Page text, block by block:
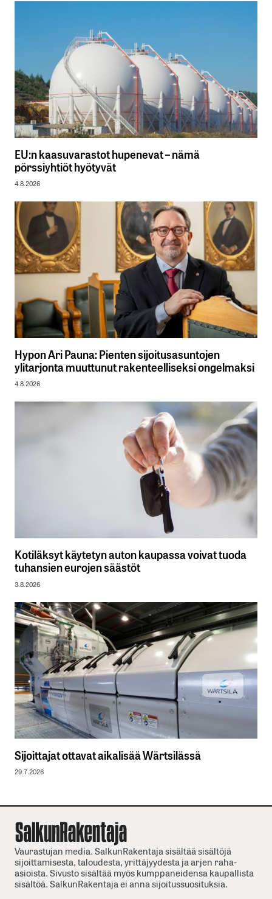
EU:n kaasuvarastot hupenevat – nämä
pörssiyhtiöt hyötyvät
4.8.2026
Hypon Ari Pauna: Pienten sijoitusasuntojen
ylitarjonta muuttunut rakenteelliseksi ongelmaksi
4.8.2026
Kotiläksyt käytetyn auton kaupassa voivat tuoda
tuhansien eurojen säästöt
3.8.2026
Sijoittajat ottavat aikalisää Wärtsilässä
29.7.2026
Vaurastujan media. SalkunRakentaja sisältää sisältöjä
sijoittamisesta, taloudesta, yrittäjyydesta ja arjen raha-
asioista. Sivusto sisältää myös kumppaneidensa kaupallista
sisältöä. SalkunRakentaja ei anna sijoitussuosituksia.